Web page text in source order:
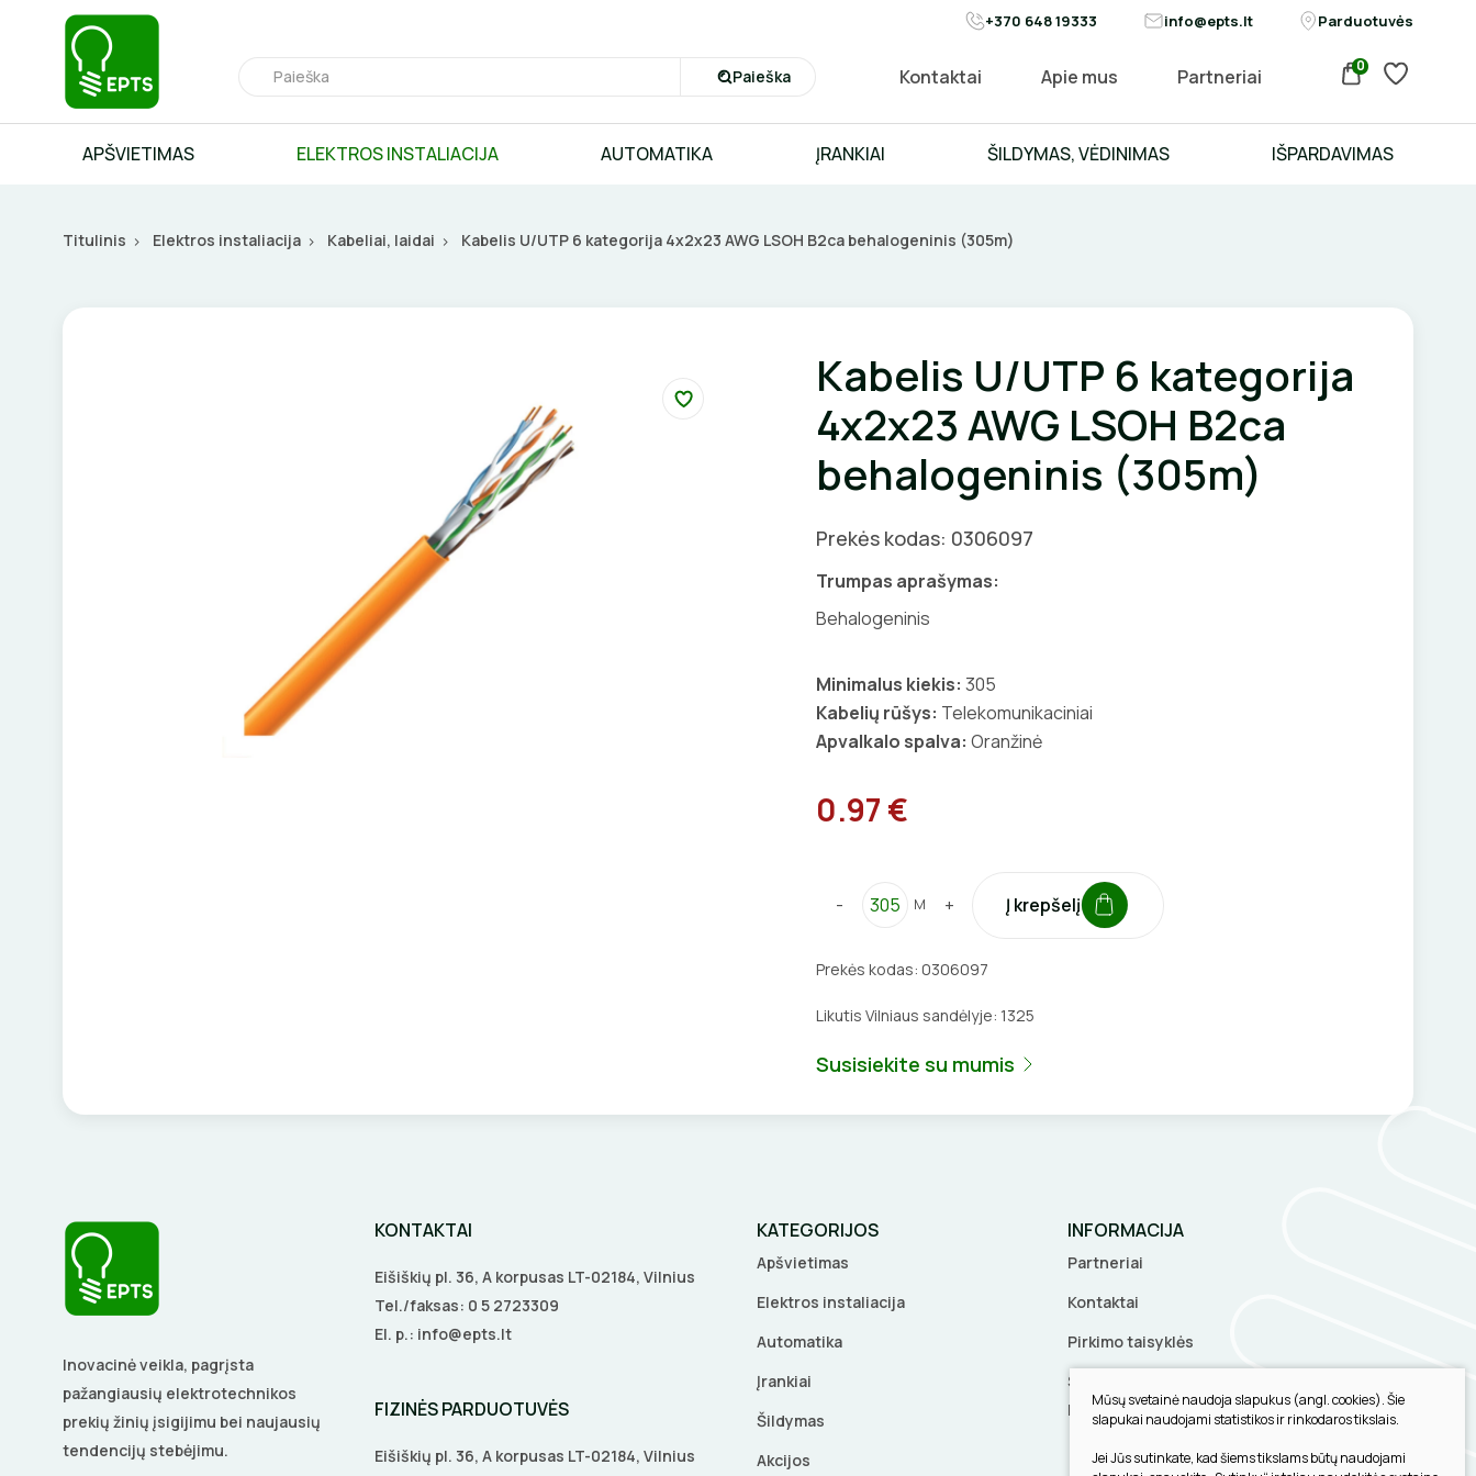
+370 648 19333 info@epts.lt Parduotuvės
Paieška Kontaktai Apie mus Partneriai 0
APŠVIETIMAS ELEKTROS INSTALIACIJA AUTOMATIKA ĮRANKIAI ŠILDYMAS, VĖDINIMAS IŠPARDAVIMAS
Titulinis Elektros instaliacija Kabeliai, laidai Kabelis U/UTP 6 kategorija 4x2x23 AWG LSOH B2ca behalogeninis (305m)
Kabelis U/UTP 6 kategorija
4x2x23 AWG LSOH B2ca
behalogeninis (305m)
Prekės kodas: 0306097
Trumpas aprašymas:
Behalogeninis
Minimalus kiekis: 305
Kabelių rūšys: Telekomunikaciniai
Apvalkalo spalva: Oranžinė
0.97 €
- M + Į krepšelį
Prekės kodas: 0306097
Likutis Vilniaus sandėlyje: 1325
Susisiekite su mumis
Inovacinė veikla, pagrįsta
pažangiausių elektrotechnikos
prekių žinių įsigijimu bei naujausių
tendencijų stebėjimu.
KONTAKTAI
Eišiškių pl. 36, A korpusas LT-02184, Vilnius
Tel./faksas: 0 5 2723309
El. p.: info@epts.lt
FIZINĖS PARDUOTUVĖS
Eišiškių pl. 36, A korpusas LT-02184, Vilnius
KATEGORIJOS
Apšvietimas
Elektros instaliacija
Automatika
Įrankiai
Šildymas
Akcijos
INFORMACIJA
Partneriai
Kontaktai
Pirkimo taisyklės
Slapukų parinktys
Privatumo politika
Mūsų svetainė naudoja slapukus (angl. cookies). Šie
slapukai naudojami statistikos ir rinkodaros tikslais.
Jei Jūs sutinkate, kad šiems tikslams būtų naudojami